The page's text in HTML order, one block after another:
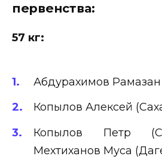
первенства:
57 кг:
Абдурахимов
Копылов Алексей
Копылов Петр
Мехтиханов Муса